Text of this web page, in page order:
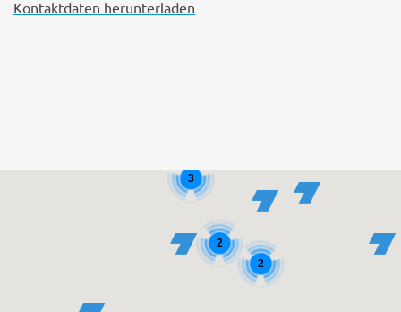
Kontaktdaten herunterladen
3
2
2